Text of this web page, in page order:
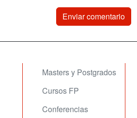
Masters y Postgrados
Cursos FP
Conferencias